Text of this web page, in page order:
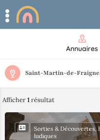
Annuaires
Saint-Martin-de-
Afficher1résultat
Sorties & Découvertes,
ludiques